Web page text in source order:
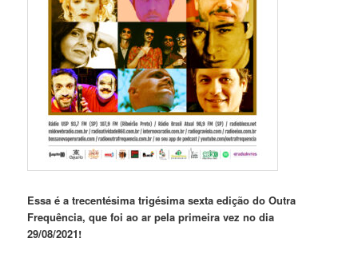
Essa é a trecentésima trigésima sexta edição do Outra
Frequência, que foi ao ar pela primeira vez no dia
29/08/2021!